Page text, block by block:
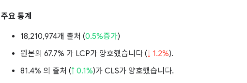
주요 통계
18,210,974개 출처 (0.5%증가)
원본의 67.7% 가 LCP가 양호했습니다 (↓ 1.2%).
81.4% 의 출처 (↑ 0.1%)가 CLS가 양호했습니다.